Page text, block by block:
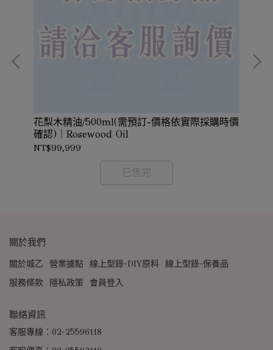
花梨木精油/500ml(需預訂-價格依實際採購時價
確認)｜Rosewood Oil
NT$99,999
已售完
關於我們
關於城乙 營業據點 線上型錄-DIY原料 線上型錄-保養品
服務條款
隱私政策 會員登入
聯絡資訊
客服專線：02-25596118